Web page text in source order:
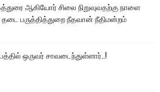
ஆகியோர் சிலை நிறுவுவதற்கு நாளை
பருத்தித்துறை நீதவான் நீதிமன்றம்
ஒருவர் சாவடைந்துள்ளார்..!